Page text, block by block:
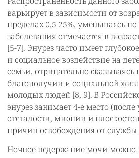
варьирует в зависимости от
пределах 0,5 25%, уменьшаясь
заболевания отмечается в
[5-7]. Энурез часто имеет
и социальное воздействие на
семьи, отрицательно
благополучии и социальной
молодых людей [8, 9]. В
энурез занимает 4-е место
отсталости, миопии и
причин освобождения от
Ночное недержание мочи можно